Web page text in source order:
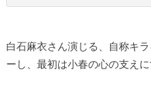
白石麻衣さん演じる、自称キラ
ーし、最初は小春の心の支えに